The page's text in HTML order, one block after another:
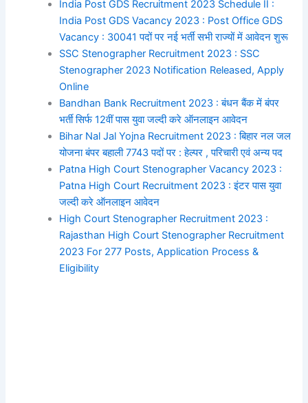
India Post GDS Recruitment 2023 Schedule II :
India Post GDS Vacancy 2023 : Post Office GDS
Vacancy : 30041 पदों पर नई भर्ती सभी राज्यों में आवेदन शुरू
SSC Stenographer Recruitment 2023 : SSC
Stenographer 2023 Notification Released, Apply
Online
Bandhan Bank Recruitment 2023 : बंधन बैंक में बंपर
भर्ती सिर्फ 12वीं पास युवा जल्दी करे ऑनलाइन आवेदन
Bihar Nal Jal Yojna Recruitment 2023 : बिहार नल जल
योजना बंपर बहाली 7743 पदों पर : हेल्पर , परिचारी एवं अन्य पद
Patna High Court Stenographer Vacancy 2023 :
Patna High Court Recruitment 2023 : इंटर पास युवा
जल्दी करे ऑनलाइन आवेदन
High Court Stenographer Recruitment 2023 :
Rajasthan High Court Stenographer Recruitment
2023 For 277 Posts, Application Process &
Eligibility